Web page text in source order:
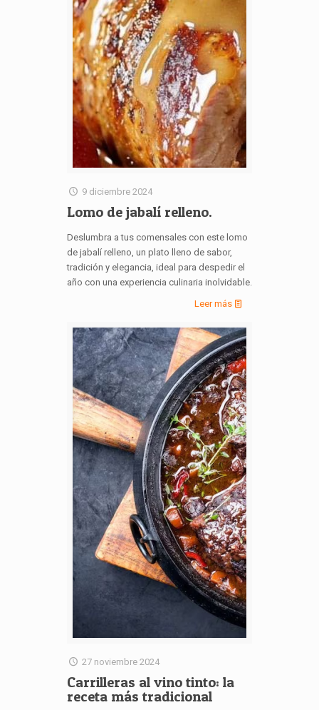
9 diciembre 2024
Lomo de jabalí relleno.
Deslumbra a tus comensales con este lomo
de jabalí relleno, un plato lleno de sabor,
tradición y elegancia, ideal para despedir el
año con una experiencia culinaria inolvidable.
Leer más
27 noviembre 2024
Carrilleras al vino tinto: la
receta más tradicional